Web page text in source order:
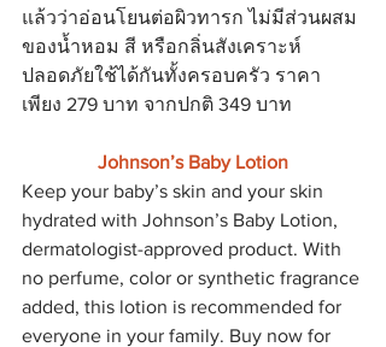
แล้วว่าอ่อนโยนต่อผิวทารก ไม่มีส่วนผสม
ของน้ำหอม สี หรือกลิ่นสังเคราะห์
ปลอดภัยใช้ได้กันทั้งครอบครัว ราคา
เพียง 279 บาท จากปกติ 349 บาท
Johnson’s Baby Lotion
Keep your baby’s skin and your skin
hydrated with Johnson’s Baby Lotion,
dermatologist-approved product. With
no perfume, color or synthetic fragrance
added, this lotion is recommended for
everyone in your family. Buy now for